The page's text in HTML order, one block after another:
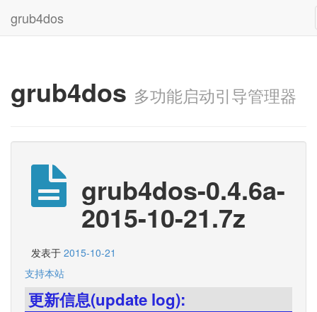
grub4dos
grub4dos 多功能启动引导管理器
grub4dos-0.4.6a-
2015-10-21.7z
发表于 2015-10-21
支持本站
更新信息(update log):